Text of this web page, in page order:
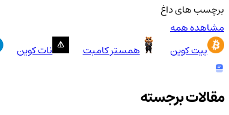
برچسب های داغ
مشاهده همه
بیت کوین
همستر کامبت نات کوین
مقالات برجسته